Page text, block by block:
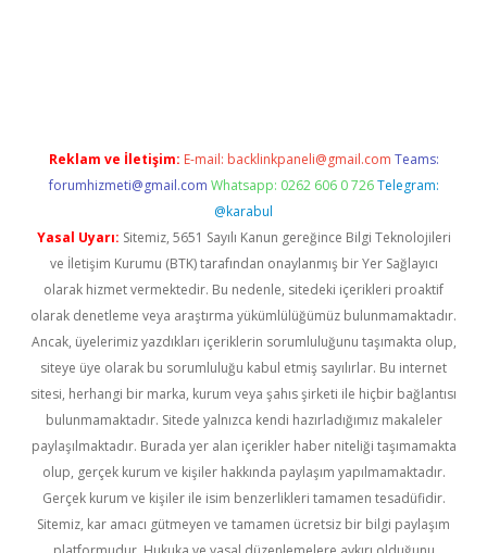
Reklam ve İletişim: E-mail: backlinkpaneli@gmail.com Teams:
forumhizmeti@gmail.com Whatsapp: 0262 606 0 726 Telegram:
@karabul
Yasal Uyarı: Sitemiz, 5651 Sayılı Kanun gereğince Bilgi Teknolojileri
ve İletişim Kurumu (BTK) tarafından onaylanmış bir Yer Sağlayıcı
olarak hizmet vermektedir. Bu nedenle, sitedeki içerikleri proaktif
olarak denetleme veya araştırma yükümlülüğümüz bulunmamaktadır.
Ancak, üyelerimiz yazdıkları içeriklerin sorumluluğunu taşımakta olup,
siteye üye olarak bu sorumluluğu kabul etmiş sayılırlar. Bu internet
sitesi, herhangi bir marka, kurum veya şahıs şirketi ile hiçbir bağlantısı
bulunmamaktadır. Sitede yalnızca kendi hazırladığımız makaleler
paylaşılmaktadır. Burada yer alan içerikler haber niteliği taşımamakta
olup, gerçek kurum ve kişiler hakkında paylaşım yapılmamaktadır.
Gerçek kurum ve kişiler ile isim benzerlikleri tamamen tesadüfidir.
Sitemiz, kar amacı gütmeyen ve tamamen ücretsiz bir bilgi paylaşım